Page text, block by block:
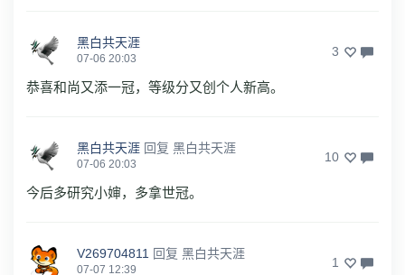
黑白共天涯
07-06 20:03 3
恭喜和尚又添一冠，等级分又创个人新高。
黑白共天涯 回复 黑白共天涯
07-06 20:03 10
今后多研究小婶，多拿世冠。
V269704811 回复 黑白共天涯
07-07 12:39 1